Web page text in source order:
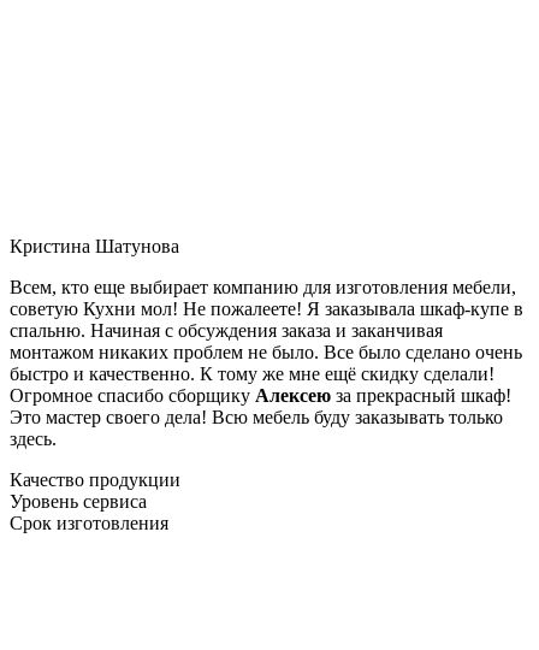
Кристина Шатунова
Всем, кто еще выбирает компанию для изготовления мебели,
советую Кухни мол! Не пожалеете! Я заказывала шкаф-купе в
спальню. Начиная с обсуждения заказа и заканчивая
монтажом никаких проблем не было. Все было сделано очень
быстро и качественно. К тому же мне ещё скидку сделали!
Огромное спасибо сборщику Алексею за прекрасный шкаф!
Это мастер своего дела! Всю мебель буду заказывать только
здесь.
Качество продукции
Уровень сервиса
Срок изготовления